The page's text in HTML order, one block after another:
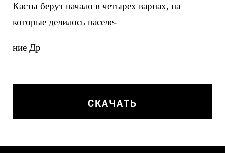
Касты берут начало в четырех варнах, на
которые делилось населе-
ние Др
СКАЧАТЬ